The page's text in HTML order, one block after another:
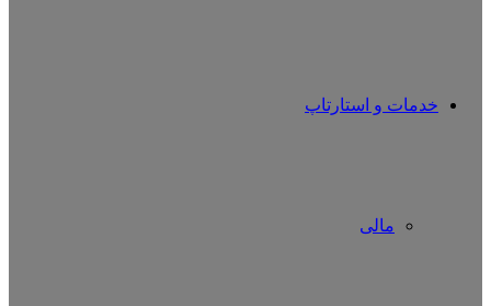
خدمات و استارتاپ
مالی